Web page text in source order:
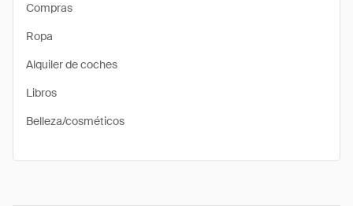
Compras
Ropa
Alquiler de coches
Libros
Belleza/cosméticos